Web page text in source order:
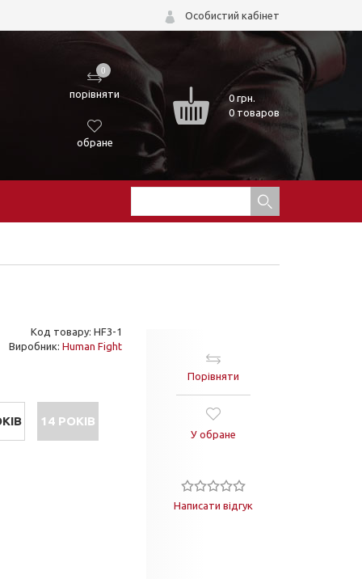
Особистий кабінет
0
порівняти
обране
0грн.
0 товаров
Код товару: HF3-1
Виробник: Human Fight
14 РОКІВ
Порівняти
У обране
Написати відгук